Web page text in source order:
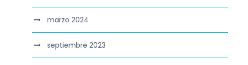
marzo 2024
septiembre 2023